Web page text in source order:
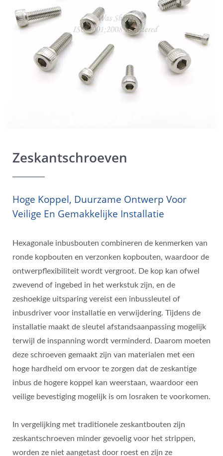
Zeskantschroeven
Hoge Koppel, Duurzame Ontwerp Voor
Veilige En Gemakkelijke Installatie
Hexagonale inbusbouten combineren de kenmerken van
ronde kopbouten en verzonken kopbouten, waardoor de
ontwerpflexibiliteit wordt vergroot. De kop kan ofwel
zwevend of ingebed in het werkstuk zijn, en de
zeshoekige uitsparing vereist een inbussleutel of
inbusdriver voor installatie en verwijdering. Tijdens de
installatie maakt de sleutel afstandsaanpassing mogelijk
terwijl de inspanning wordt verminderd. Daarom moeten
deze schroeven gemaakt zijn van materialen met een
hoge hardheid om ervoor te zorgen dat de zeskantige
inbus de hogere koppel kan weerstaan, waardoor een
veilige bevestiging mogelijk is om losraken te voorkomen.
In vergelijking met traditionele zeskantbouten zijn
zeskantschroeven minder gevoelig voor het strippen,
worden ze niet aangetast door roest en zijn ze